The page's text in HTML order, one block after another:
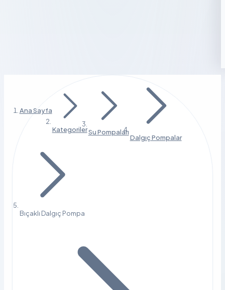
Ana Sayfa
KategorilerSu Pompaları
Dalgıç Pompalar
Bıçaklı Dalgıç Pompa